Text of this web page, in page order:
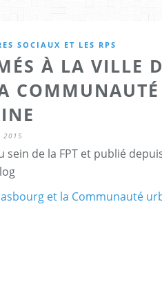
SOCIAUX ET LES RPS
À LA VILLE
COMMUNAUTÉ
2015
sein de la FPT et publié